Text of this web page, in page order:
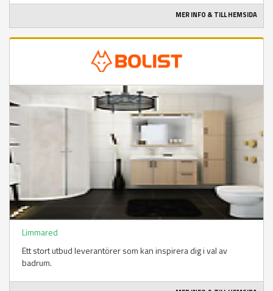
MER INFO & TILL HEMSIDA
Limmared
Ett stort utbud leverantörer som kan inspirera dig i val av
badrum.